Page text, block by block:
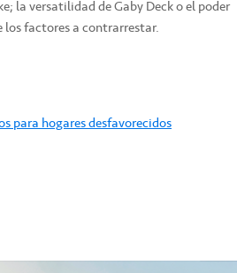
la versatilidad de Gaby Deck o el poder
los factores a contrarrestar.
para hogares desfavorecidos